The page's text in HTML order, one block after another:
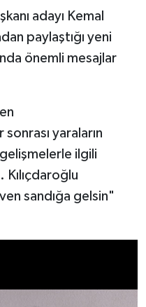
Suyu" Kavgası
adayı Kemal
paylaştığı yeni
önemli mesajlar
yaraların
ilgili
sandığa gelsin"